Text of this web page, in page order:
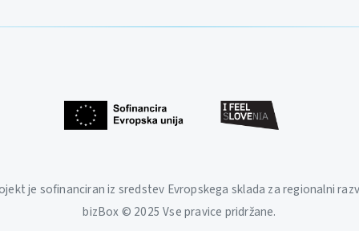
je sofinanciran iz sredstev Evropskega sklada za regionalni
bizBox © 2025 Vse pravice pridržane.